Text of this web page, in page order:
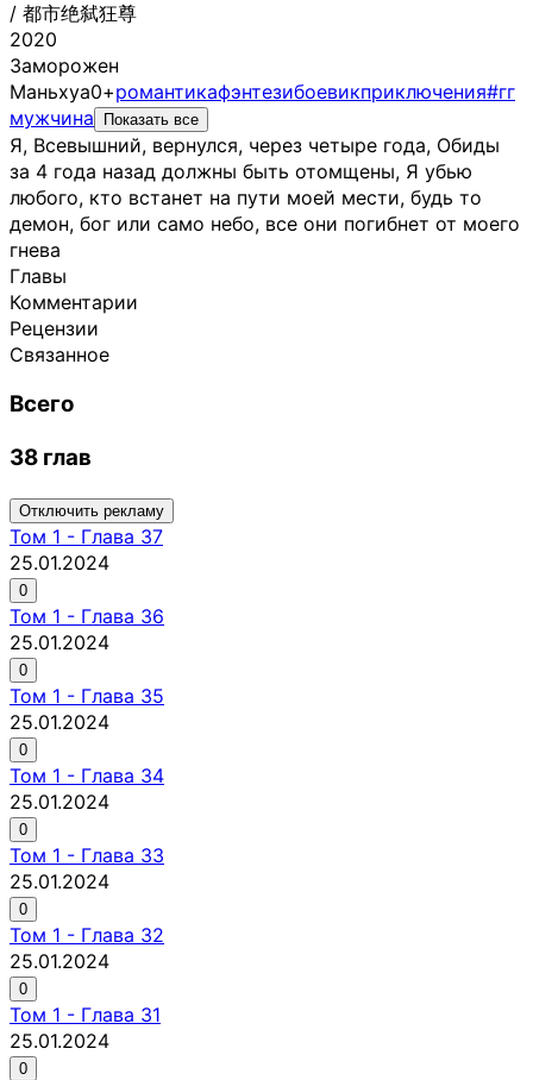
/ 都市绝弑狂尊
2020
Заморожен
Маньхуа0+романтикафэнтезибоевикприключения#гг
мужчина
Показать все
Я, Всевышний, вернулся, через четыре года, Обиды
за 4 года назад должны быть отомщены, Я убью
любого, кто встанет на пути моей мести, будь то
демон, бог или само небо, все они погибнет от моего
гнева
Главы
Комментарии
Рецензии
Связанное
Всего
38 глав
Отключить рекламу
Том 1 - Глава 37
25.01.2024
0
Том 1 - Глава 36
25.01.2024
0
Том 1 - Глава 35
25.01.2024
0
Том 1 - Глава 34
25.01.2024
0
Том 1 - Глава 33
25.01.2024
0
Том 1 - Глава 32
25.01.2024
0
Том 1 - Глава 31
25.01.2024
0